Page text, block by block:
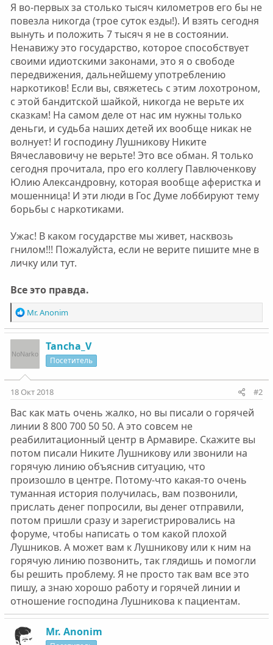
Я во-первых за столько тысяч километров его бы не
повезла никогда (трое суток езды!). И взять сегодня
вынуть и положить 7 тысяч я не в состоянии.
Ненавижу это государство, которое способствует
своими идиотскими законами, это я о свободе
передвижения, дальнейшему употреблению
наркотиков! Если вы, свяжетесь с этим лохотроном,
с этой бандитской шайкой, никогда не верьте их
сказкам! На самом деле от нас им нужны только
деньги, и судьба наших детей их вообще никак не
волнует! И господину Лушникову Никите
Вячеславовичу не верьте! Это все обман. Я только
сегодня прочитала, про его коллегу Павлюченкову
Юлию Александровну, которая вообще аферистка и
мошенница! И эти люди в Гос Думе лоббируют тему
борьбы с наркотиками.
Ужас! В каком государстве мы живет, насквозь
гнилом!!! Пожалуйста, если не верите пишите мне в
личку или тут.
Все это правда.
Р
е
а
ц
и
и
:
Mr. Anonim
Tancha_V
Посетитель
18 Окт 2018 #2
Вас как мать очень жалко, но вы писали о горячей
линии 8 800 700 50 50. А это совсем не
реабилитационный центр в Армавире. Скажите вы
потом писали Никите Лушникову или звонили на
горячую линию объяснив ситуацию, что
произошло в центре. Потому-что какая-то очень
туманная история получилась, вам позвонили,
прислать денег попросили, вы денег отправили,
потом пришли сразу и зарегистрировались на
форуме, чтобы написать о том какой плохой
Лушников. А может вам к Лушникову или к ним на
горячую линию позвонить, так глядишь и помогли
бы решить проблему. Я не просто так вам все это
пишу, а знаю хорошо работу и горячей линии и
отношение господина Лушникова к пациентам.
Mr. Anonim